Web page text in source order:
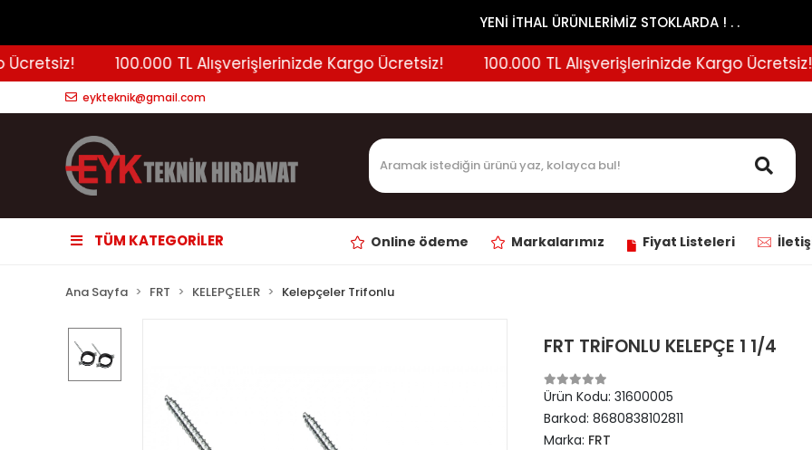
YENİ İTHAL ÜRÜNLERİMİZ STOKLARDA ! . .
100.000 TL Alışverişlerinizde Kargo Ücretsiz! 100.000 TL Alışverişlerinizde Kargo Ücretsiz!
eykteknik@gmail.com
TÜM KATEGORİLER Online ödeme Markalarımız Fiyat Listeleri
Ana Sayfa FRT KELEPÇELER Kelepçeler Trifonlu
FRT TRİFONLU KELEPÇE 1 1/4
Ürün Kodu:31600005
Barkod:8680838102811
Marka: FRT